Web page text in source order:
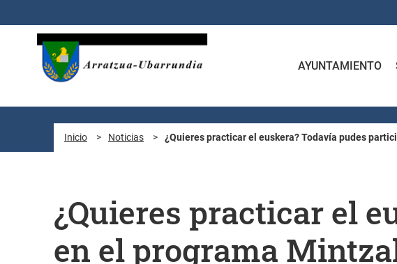
AYUNTAMIENTO
Inicio > Noticias > ¿Quieres practicar el euskera? Todavía pudes
¿Quieres practicar el
en el programa